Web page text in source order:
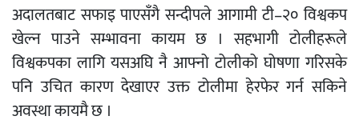
अदालतबाट सफाइ पाएसँगै सन्दीपले आगामी टी–२० विश्वकप
खेल्न पाउने सम्भावना कायम छ । सहभागी टोलीहरूले
विश्वकपका लागि यसअघि नै आफ्नो टोलीको घोषणा गरिसके
पनि उचित कारण देखाएर उक्त टोलीमा हेरफेर गर्न सकिने
अवस्था कायमै छ ।